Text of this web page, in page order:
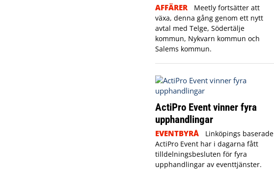
AFFÄRER
Meetly fortsätter att
växa, denna gång genom ett nytt
avtal med Telge, Södertälje
kommun, Nykvarn kommun och
Salems kommun.
ActiPro Event vinner fyra
upphandlingar
EVENTBYRÅ
Linköpings baserade
ActiPro Event har i dagarna fått
tilldelningsbesluten för fyra
upphandlingar av eventtjänster.